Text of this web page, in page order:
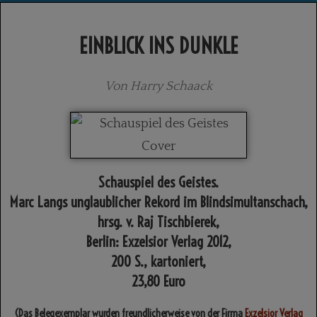
EINBLICK INS DUNKLE
Von Harry Schaack
Schauspiel des Geistes.
Marc Langs unglaublicher Rekord im Blindsimultanschach,
hrsg. v. Raj Tischbierek,
Berlin: Exzelsior Verlag 2012,
200 S., kartoniert,
23,80 Euro
(Das Belegexemplar wurden freundlicherweise von der Firma Exzelsior Verlag